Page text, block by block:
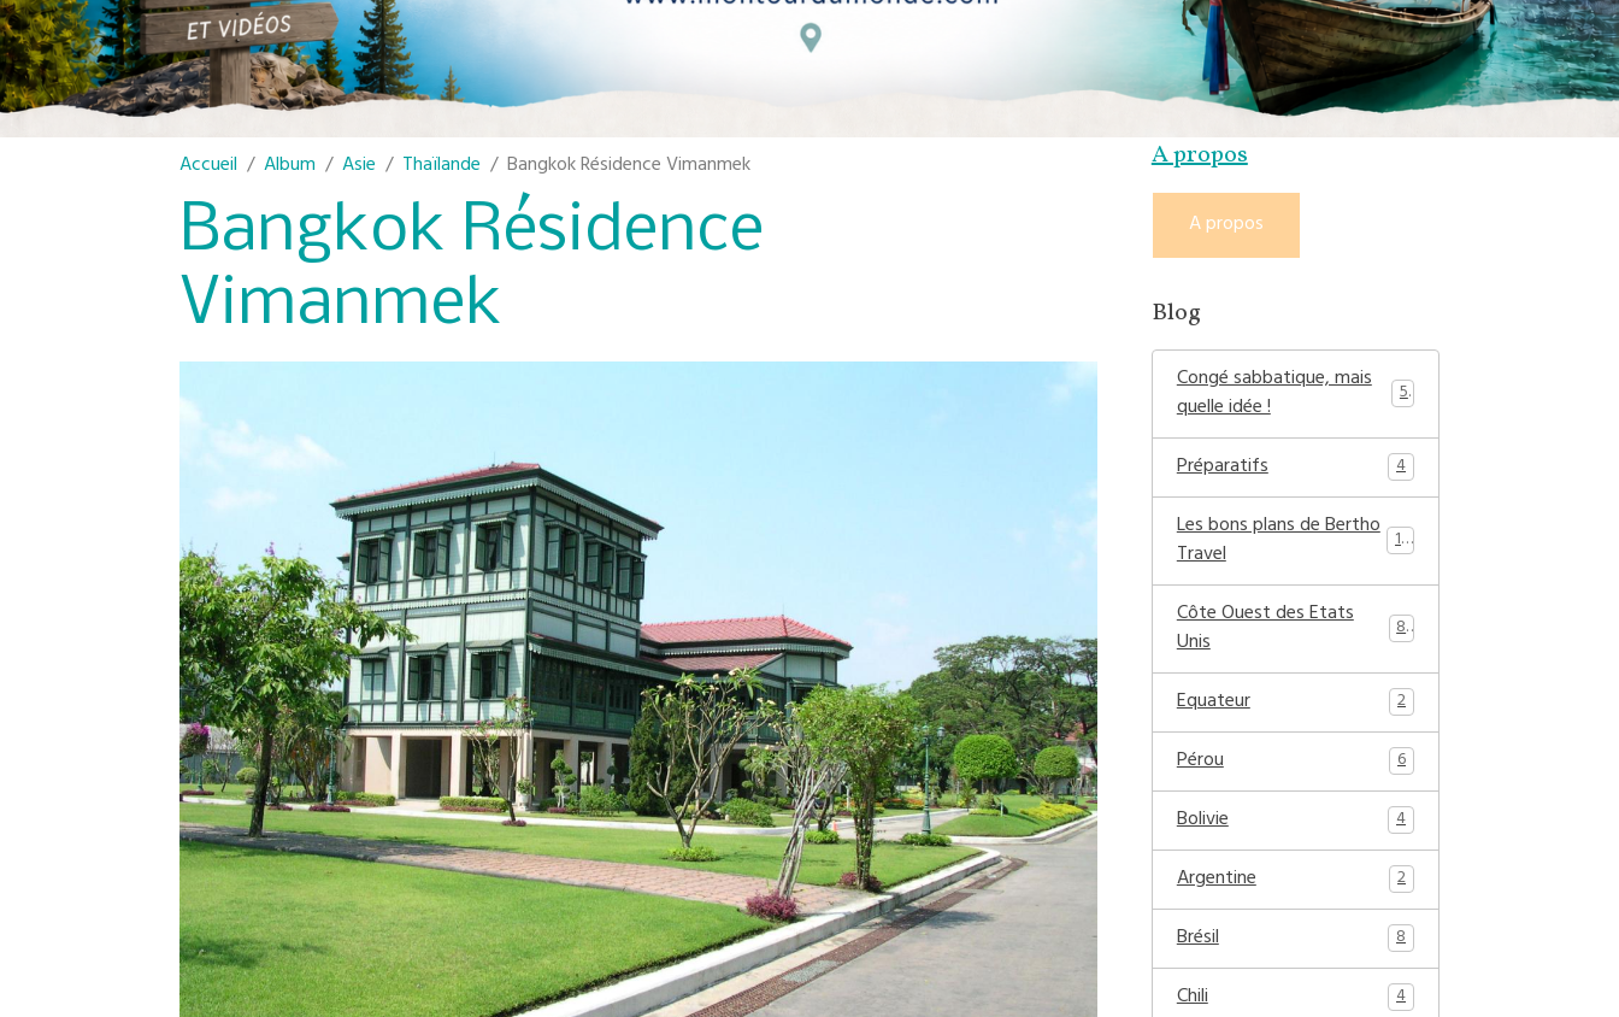
Accueil Album Asie Thaïlande Bangkok Résidence Vimanmek
Bangkok Résidence
Vimanmek
A propos
A propos
Blog
Congé sabbatique, mais
quelle idée !
5
Préparatifs 4
Les bons plans de Bertho
Travel
17
Côte Ouest des Etats
Unis
8
Equateur 2
Pérou 6
Bolivie 4
Argentine 2
Brésil 8
Chili 4